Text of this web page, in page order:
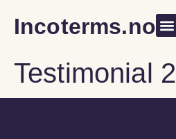
Incoterms.no
Testimonial 2